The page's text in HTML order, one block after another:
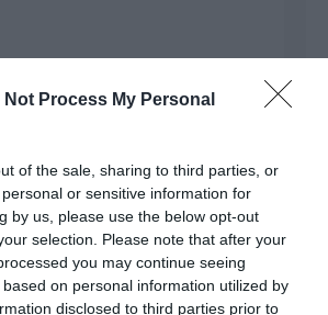
Not Process My Personal
of the sale, sharing to third parties, or
or sensitive information for
by us, please use the below opt-out
selection. Please note that after your
you may continue seeing
on personal information utilized by
disclosed to third parties prior to
38 min
surtout manquer de
ont du mal à dompté le
.
RÉPONDRE